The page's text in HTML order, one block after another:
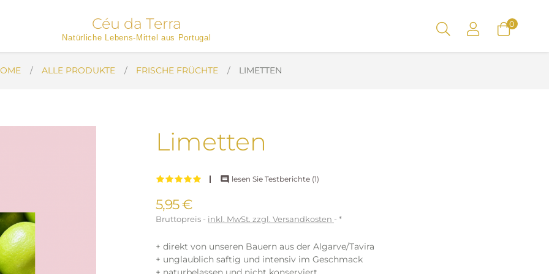
Céu da Terra
Natürliche Lebens-Mittel aus Portugal
0
ALLE PRODUKTE FRISCHE FRÜCHTE LIMETTEN
Limetten
 lesen Sie Testberichte (1)
5,95 €
Bruttopreis inkl. MwSt. zzgl. Versandkosten *
+ direkt von unseren Bauern aus der Algarve/Tavira
+ unglaublich saftig und intensiv im Geschmack